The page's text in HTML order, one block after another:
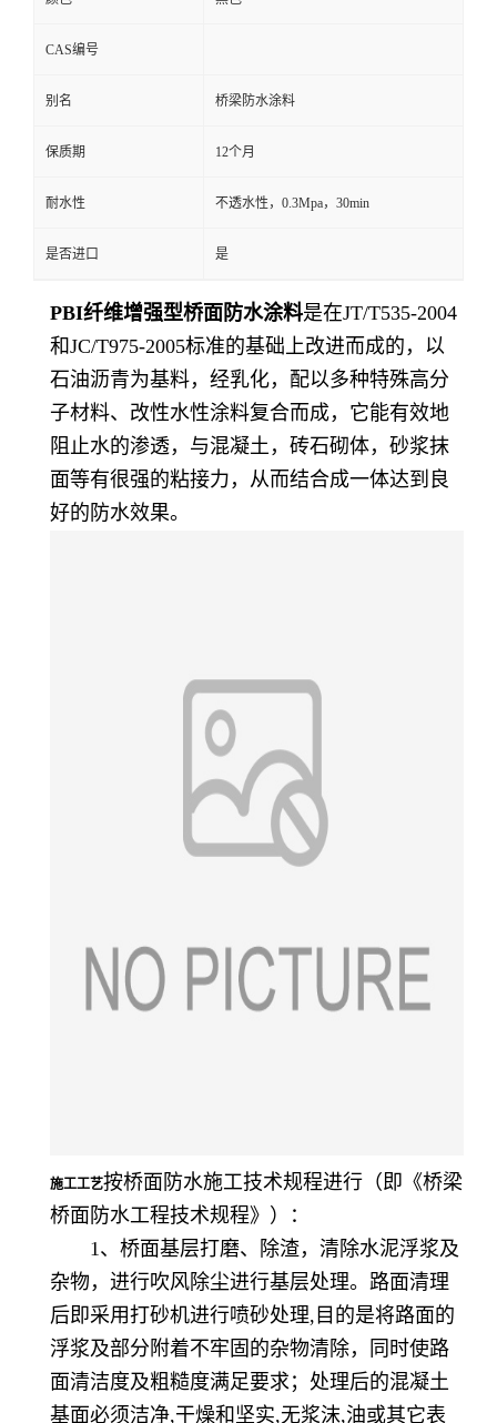
CAS编号
别名 桥梁防水涂料
保质期 12个月
耐水性 不透水性，0.3Mpa，30min
是否进口 是
PBI纤维增强型桥面防水涂料是在JT/T535-2004
和JC/T975-2005标准的基础上改进而成的，以
石油沥青为基料，经乳化，配以多种特殊高分
子材料、改性水性涂料复合而成，它能有效地
阻止水的渗透，与混凝土，砖石砌体，砂浆抹
面等有很强的粘接力，从而结合成一体达到良
好的防水效果。
施工工艺按桥面防水施工技术规程进行（即《桥梁
桥面防水工程技术规程》）：
1、桥面基层打磨、除渣，清除水泥浮浆及
杂物，进行吹风除尘进行基层处理。路面清理
后即采用打砂机进行喷砂处理,目的是将路面的
浮浆及部分附着不牢固的杂物清除，同时使路
面清洁度及粗糙度满足要求；处理后的混凝土
基面必须洁净,干燥和坚实,无浆沫,油或其它表